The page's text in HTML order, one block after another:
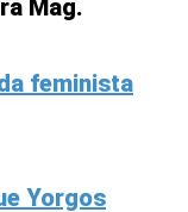
Mag.
feminista
Yorgos